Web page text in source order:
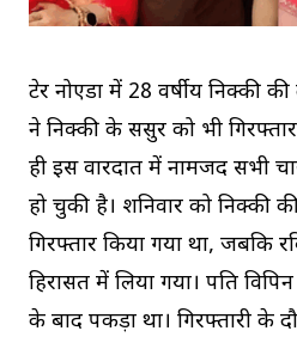
ग्रेटर नोएडा में 28 वर्षीय निक्की
ने निक्की के ससुर को भी
ही इस वारदात में नामजद सभी
हो चुकी है। शनिवार को निक्की
गिरफ्तार किया गया था, जबकि
हिरासत में लिया गया। पति
के बाद पकड़ा था। गिरफ्तारी के